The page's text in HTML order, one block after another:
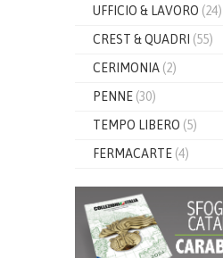
UFFICIO & LAVORO (24)
CREST & QUADRI (55)
CERIMONIA (2)
PENNE (30)
TEMPO LIBERO (5)
FERMACARTE (4)